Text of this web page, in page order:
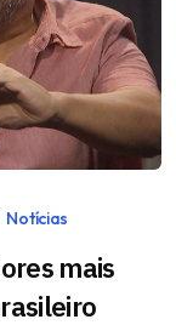
Notícias
mais